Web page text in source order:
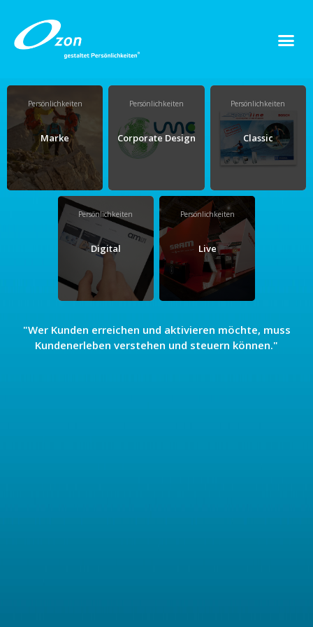
Marke
Persönlichkeiten
Corporate Design
Persönlichkeiten
Classic
Persönlichkeiten
Digital
Persönlichkeiten
Live
Persönlichkeiten
"Wer Kunden erreichen und aktivieren möchte, muss
Kundenerleben verstehen und steuern können."